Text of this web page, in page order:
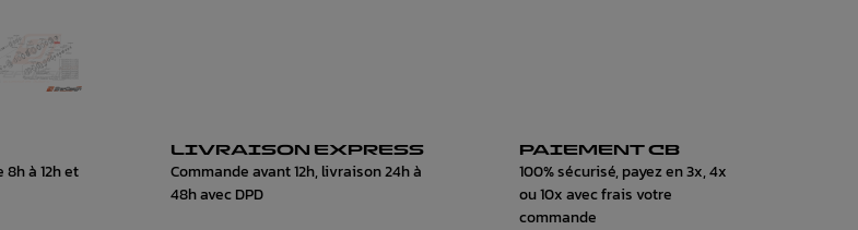
à 12h et
LIVRAISON EXPRESS
Commande avant 12h, livraison 24h à
48h avec DPD
PAIEMENT CB
100% sécurisé, payez en 3x, 4x
ou 10x avec frais votre
commande